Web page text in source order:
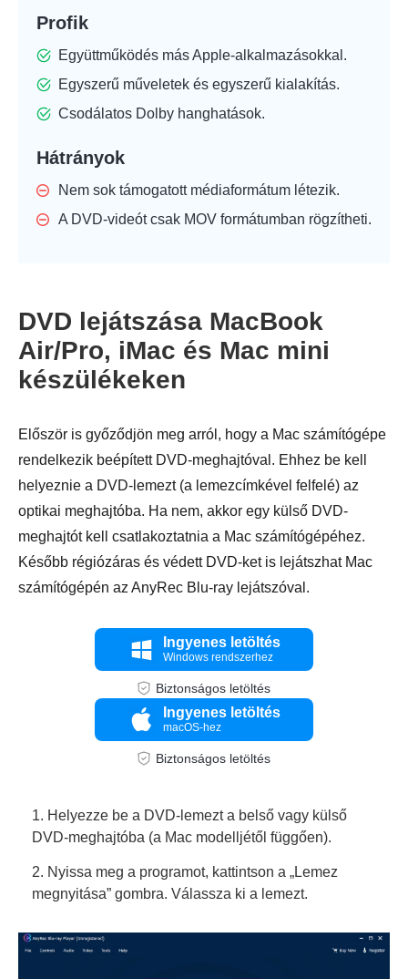
Profik
Együttműködés más Apple-alkalmazásokkal.
Egyszerű műveletek és egyszerű kialakítás.
Csodálatos Dolby hanghatások.
Hátrányok
Nem sok támogatott médiaformátum létezik.
A DVD-videót csak MOV formátumban rögzítheti.
DVD lejátszása MacBook
Air/Pro, iMac és Mac mini
készülékeken
Először is győződjön meg arról, hogy a Mac számítógépe
rendelkezik beépített DVD-meghajtóval. Ehhez be kell
helyeznie a DVD-lemezt (a lemezcímkével felfelé) az
optikai meghajtóba. Ha nem, akkor egy külső DVD-
meghajtót kell csatlakoztatnia a Mac számítógépéhez.
Később régiózáras és védett DVD-ket is lejátszhat Mac
számítógépén az AnyRec Blu-ray lejátszóval.
Ingyenes letöltés
Windows rendszerhez
Biztonságos letöltés
Ingyenes letöltés
macOS-hez
Biztonságos letöltés
1. Helyezze be a DVD-lemezt a belső vagy külső
DVD-meghajtóba (a Mac modelljétől függően).
2. Nyissa meg a programot, kattintson a „Lemez
megnyitása” gombra. Válassza ki a lemezt.